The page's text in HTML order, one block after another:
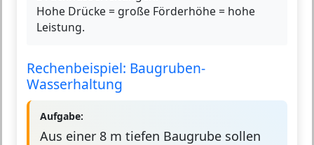
Hohe Drücke = große Förderhöhe = hohe
Leistung.
Rechenbeispiel: Baugruben-
Wasserhaltung
Aufgabe:
Aus einer 8 m tiefen Baugrube sollen